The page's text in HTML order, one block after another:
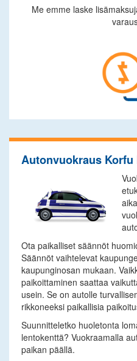
Me emme laske
Autonvuokraus
Ota paikalliset säännöt
Säännöt vaihtelevat
kaupunginosan mukaan.
paikoittaminen saattaa
usein. Se on autolle
rikkoneeksi paikallisia
Suunnitteletko huoletonta
lentokenttä? Vuokraamalla
paikan päällä.